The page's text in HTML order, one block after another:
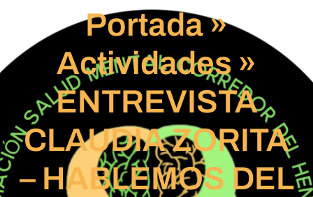
Portada»
Actividades »
ENTREVISTA
CLAUDIA ZORITA
– HABLEMOS DEL